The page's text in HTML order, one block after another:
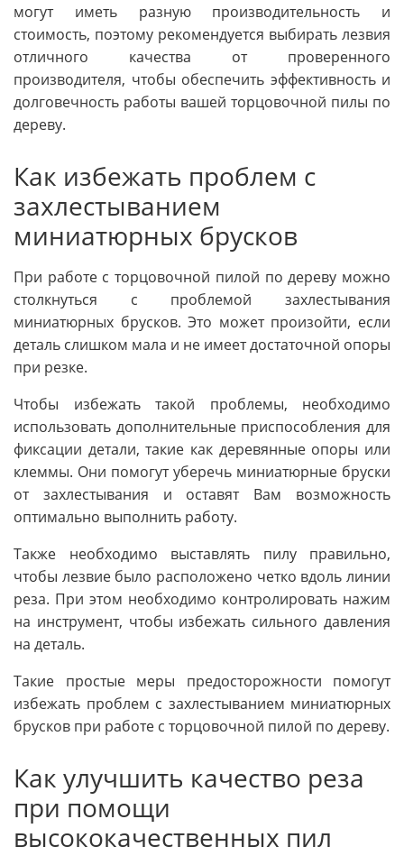
могут иметь разную производительность и
стоимость, поэтому рекомендуется выбирать лезвия
отличного качества от проверенного
производителя, чтобы обеспечить эффективность и
долговечность работы вашей торцовочной пилы по
дереву.
Как избежать проблем с
захлестыванием
миниатюрных брусков
При работе с торцовочной пилой по дереву можно
столкнуться с проблемой захлестывания
миниатюрных брусков. Это может произойти, если
деталь слишком мала и не имеет достаточной опоры
при резке.
Чтобы избежать такой проблемы, необходимо
использовать дополнительные приспособления для
фиксации детали, такие как деревянные опоры или
клеммы. Они помогут уберечь миниатюрные бруски
от захлестывания и оставят Вам возможность
оптимально выполнить работу.
Также необходимо выставлять пилу правильно,
чтобы лезвие было расположено четко вдоль линии
реза. При этом необходимо контролировать нажим
на инструмент, чтобы избежать сильного давления
на деталь.
Такие простые меры предосторожности помогут
избежать проблем с захлестыванием миниатюрных
брусков при работе с торцовочной пилой по дереву.
Как улучшить качество реза
при помощи
высококачественных пил